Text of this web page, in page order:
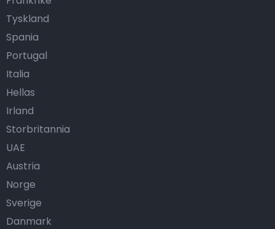
Tyskland
Spania
Portugal
Italia
Hellas
Irland
Storbritannia
UAE
Austria
Norge
Sverige
Danmark